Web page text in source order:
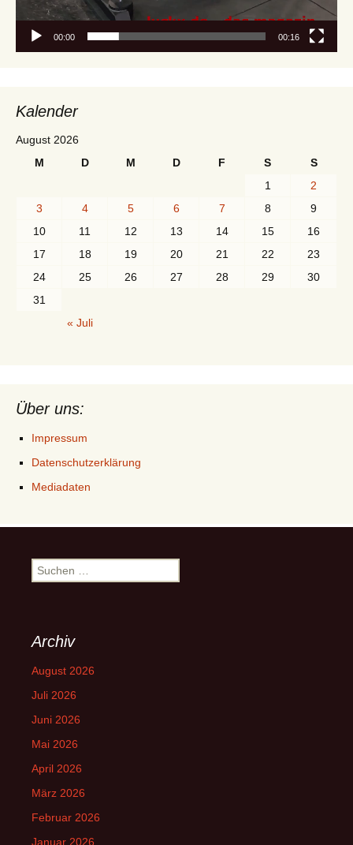
00:00 00:16
Kalender
August 2026
M
D M D F S
S
1
2
3
4 5 6 7 8
9
10
11 12 13 14 15
16
17
18 19 20 21 22
23
24
25 26 27 28 29
30
31
« Juli
Über uns:
Impressum
Datenschutzerklärung
Mediadaten
Suchen
nach:
Archiv
August 2026
Juli 2026
Juni 2026
Mai 2026
April 2026
März 2026
Februar 2026
Januar 2026